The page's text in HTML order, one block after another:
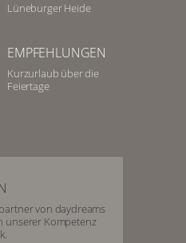
Lüneburger Heide
EMPFEHLUNGEN
Kurzurlaub über die
Feiertage
von daydreams
unserer Kompetenz